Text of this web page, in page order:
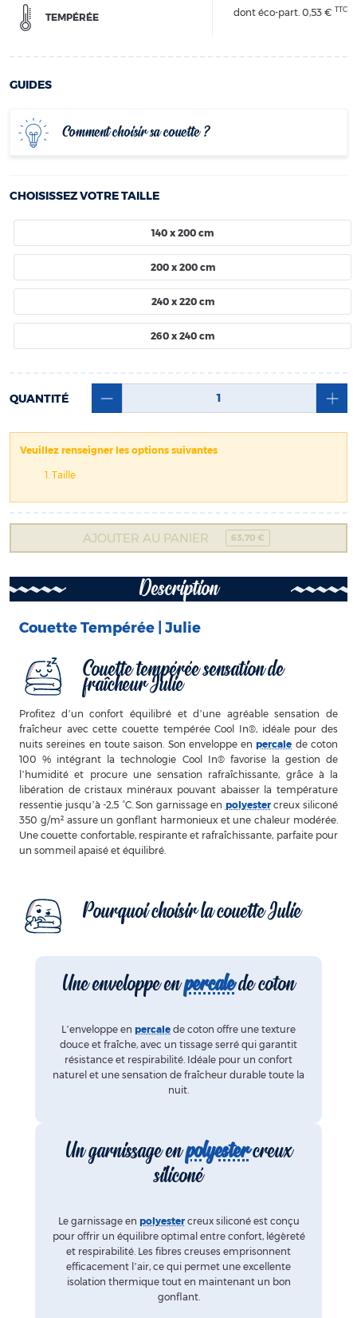
TEMPÉRÉE dont éco-part. 0,53 € TTC
GUIDES
Comment choisir sa couette ?
CHOISISSEZ VOTRE TAILLE
140 x 200 cm
200 x 200 cm
240 x 220 cm
260 x 240 cm
QUANTITÉ
Veuillez renseigner les options suivantes
Taille
AJOUTER AU PANIER 63,70 €
Description
Couette Tempérée | Julie
Couette tempérée sensation de
fraîcheur Julie
Profitez d’un confort équilibré et d’une agréable sensation de
fraîcheur avec cette couette tempérée Cool In®, idéale pour des
nuits sereines en toute saison. Son enveloppe enpercale de coton
100 % intégrant la technologie Cool In® favorise la gestion de
l’humidité et procure une sensation rafraîchissante, grâce à la
libération de cristaux minéraux pouvant abaisser la température
ressentie jusqu’à -2,5 °C. Son garnissage en polyestercreux siliconé
350 g/m² assure un gonflant harmonieux et une chaleur modérée.
Une couette confortable, respirante et rafraîchissante, parfaite pour
un sommeil apaisé et équilibré.
Pourquoi choisir la couette Julie
Une enveloppe enpercalede coton
L’enveloppe en percale de coton offre une texture
douce et fraîche, avec un tissage serré qui garantit
résistance et respirabilité. Idéale pour un confort
naturel et une sensation de fraîcheur durable toute la
nuit.
Un garnissage enpolyestercreux
siliconé
Le garnissage en polyestercreux siliconé est conçu
pour offrir un équilibre optimal entre confort, légèreté
et respirabilité. Les fibres creuses emprisonnent
efficacement l’air, ce qui permet une excellente
isolation thermique tout en maintenant un bon
gonflant.